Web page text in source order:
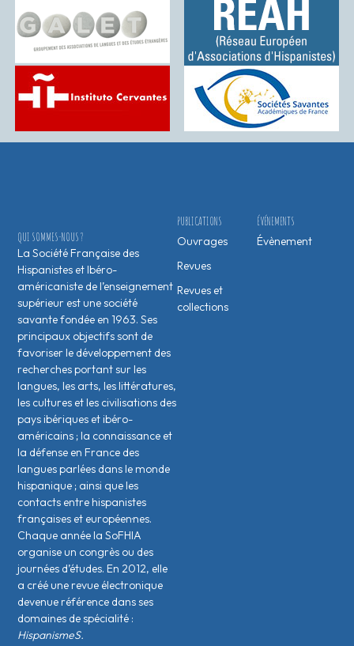
ÉVÉNEMENTS
Évènement
PUBLICATIONS
Ouvrages
Revues
Revues et
collections
QUI SOMMES-NOUS ?
La Société Française des
Hispanistes et Ibéro-
américaniste de l’enseignement
supérieur est une société
savante fondée en 1963. Ses
principaux objectifs sont de
favoriser le développement des
recherches portant sur les
langues, les arts, les littératures,
les cultures et les civilisations des
pays ibériques et ibéro-
américains ; la connaissance et
la défense en France des
langues parlées dans le monde
hispanique ; ainsi que les
contacts entre hispanistes
français·es et européen·nes.
Chaque année la SoFHIA
organise un congrès ou des
journées d’études. En 2012, elle
a créé une revue électronique
devenue référence dans ses
domaines de spécialité :
HispanismeS.